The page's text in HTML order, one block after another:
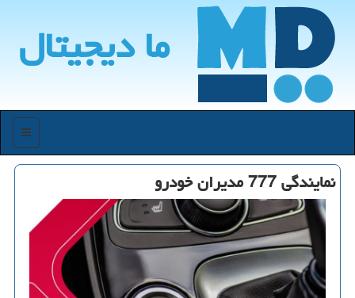
ما دیجیتال
منو
نمایندگی 777 مدیران خودرو